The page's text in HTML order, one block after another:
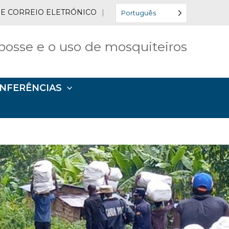
CORREIO ELETRÓNICO | Português
e o uso de mosquiteiros